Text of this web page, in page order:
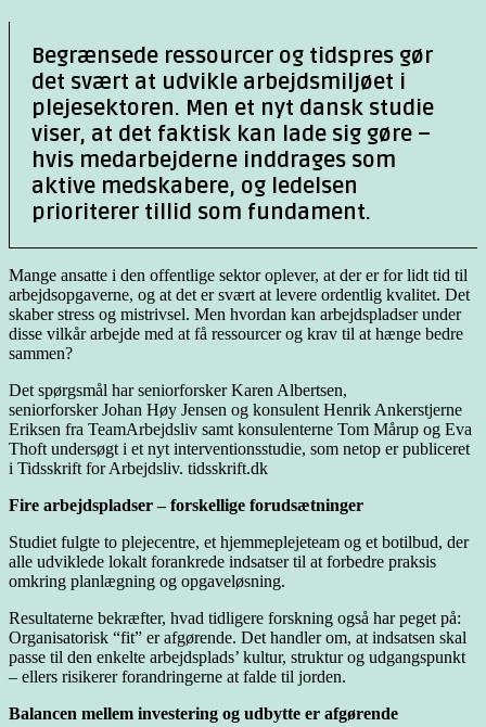
Begrænsede ressourcer og tidspres gør
det svært at udvikle arbejdsmiljøet i
plejesektoren. Men et nyt dansk studie
viser, at det faktisk kan lade sig gøre –
hvis medarbejderne inddrages som
aktive medskabere, og ledelsen
prioriterer tillid som fundament.
Mange ansatte i den offentlige sektor oplever, at der er for lidt tid til
arbejdsopgaverne, og at det er svært at levere ordentlig kvalitet. Det
skaber stress og mistrivsel. Men hvordan kan arbejdspladser under
disse vilkår arbejde med at få ressourcer og krav til at hænge bedre
sammen?
Det spørgsmål har seniorforsker Karen Albertsen,
seniorforsker Johan Høy Jensen og konsulent Henrik Ankerstjerne
Eriksen fra TeamArbejdsliv samt konsulenterne Tom Mårup og Eva
Thoft undersøgt i et nyt interventionsstudie, som netop er publiceret
i Tidsskrift for Arbejdsliv. tidsskrift.dk
Fire arbejdspladser – forskellige forudsætninger
Studiet fulgte to plejecentre, et hjemmeplejeteam og et botilbud, der
alle udviklede lokalt forankrede indsatser til at forbedre praksis
omkring planlægning og opgaveløsning.
Resultaterne bekræfter, hvad tidligere forskning også har peget på:
Organisatorisk “fit” er afgørende. Det handler om, at indsatsen skal
passe til den enkelte arbejdsplads’ kultur, struktur og udgangspunkt
– ellers risikerer forandringerne at falde til jorden.
Balancen mellem investering og udbytte er afgørende